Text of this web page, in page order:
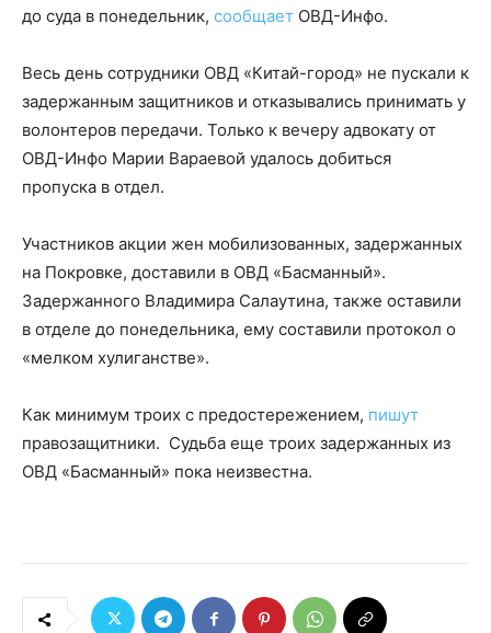
до суда в понедельник, сообщает ОВД-Инфо.
Весь день сотрудники ОВД «Китай-город» не пускали к
задержанным защитников и отказывались принимать у
волонтеров передачи. Только к вечеру адвокату от
ОВД-Инфо Марии Вараевой удалось добиться
пропуска в отдел.
Участников акции жен мобилизованных, задержанных
на Покровке, доставили в ОВД «Басманный».
Задержанного Владимира Салаутина, также оставили
в отделе до понедельника, ему составили протокол о
«мелком хулиганстве».
Как минимум троих с предостережением, пишут
правозащитники. Судьба еще троих задержанных из
ОВД «Басманный» пока неизвестна.